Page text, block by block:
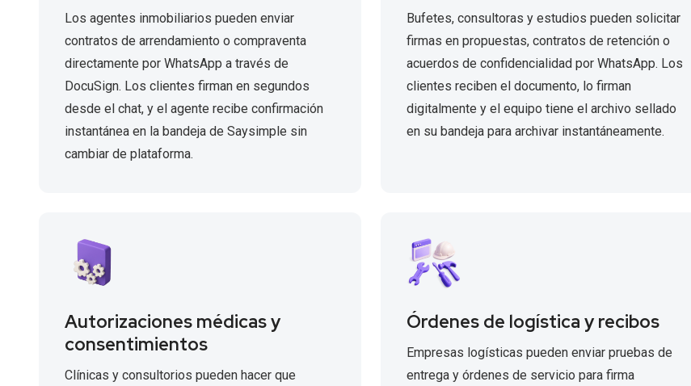
Los agentes inmobiliarios pueden enviar
contratos de arrendamiento o compraventa
directamente por WhatsApp a través de
DocuSign. Los clientes firman en segundos
desde el chat, y el agente recibe confirmación
instantánea en la bandeja de Saysimple sin
cambiar de plataforma.
Bufetes, consultoras y estudios pueden solicitar
firmas en propuestas, contratos de retención o
acuerdos de confidencialidad por WhatsApp. Los
clientes reciben el documento, lo firman
digitalmente y el equipo tiene el archivo sellado
en su bandeja para archivar instantáneamente.
Autorizaciones médicas y
consentimientos
Clínicas y consultorios pueden hacer que
Órdenes de logística y recibos
Empresas logísticas pueden enviar pruebas de
entrega y órdenes de servicio para firma